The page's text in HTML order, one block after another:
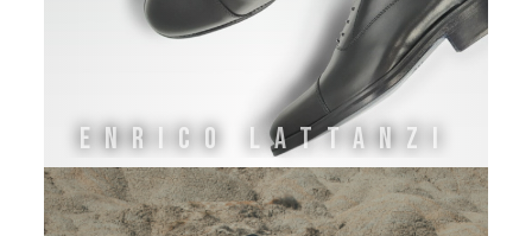
ENRICO LATTANZI